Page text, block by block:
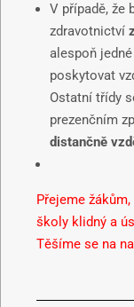
V případě, že
zdravotnictví
alespoň
poskytovat
Ostatní třídy
prezenčním
distančně
Přejeme
školy klidný a
Těšíme se na